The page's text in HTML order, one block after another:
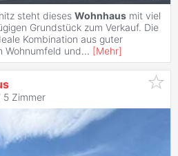
steht dieses Wohnhaus mit viel
Grundstück zum Verkauf. Die
Kombination aus guter
Wohnumfeld und... [Mehr]
5 Zimmer